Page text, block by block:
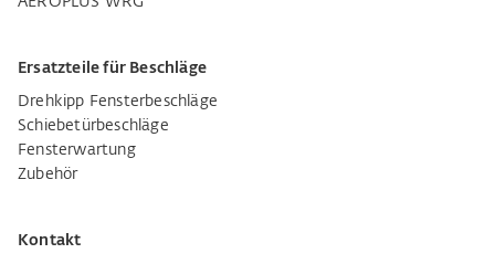
Ersatzteile für Beschläge
Drehkipp Fensterbeschläge
Schiebetürbeschläge
Fensterwartung
Zubehör
Kontakt